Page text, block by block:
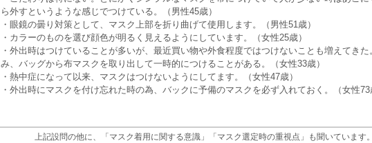
ら外すというような感じでつけている。（男性45歳）
・眼鏡の曇り対策として、マスク上部を折り曲げて使用します。（男性51歳）
・カラーのものを選び顔色が明るく見えるようにしています。（女性25歳）
・外出時はつけていることが多いが、最近買い物や外食程度ではつけないことも増えてき
み、バッグから布マスクを取り出して一時的につけることがある。（女性33歳）
・熱中症になって以来、マスクはつけないようにしてます。（女性47歳）
・外出時にマスクを付け忘れた時の為、バックに予備のマスクを必ず入れておく。（女性73
上記設問の他に、「マスク着用に関する意識」「マスク選定時の重視点」も聞いています。